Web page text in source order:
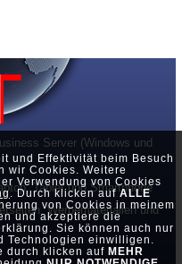
und Effektivität beim Besuch
wir Cookies. Weitere
Verwendung von Cookies
. Durch klicken aufALLE
von Cookies in meinem
und akzeptiere die
Sie können auch nur
Technologien einwilligen.
durch klicken auf MEHR
Server (Windows und
Tablet und Smartphone
Werbematerialien und